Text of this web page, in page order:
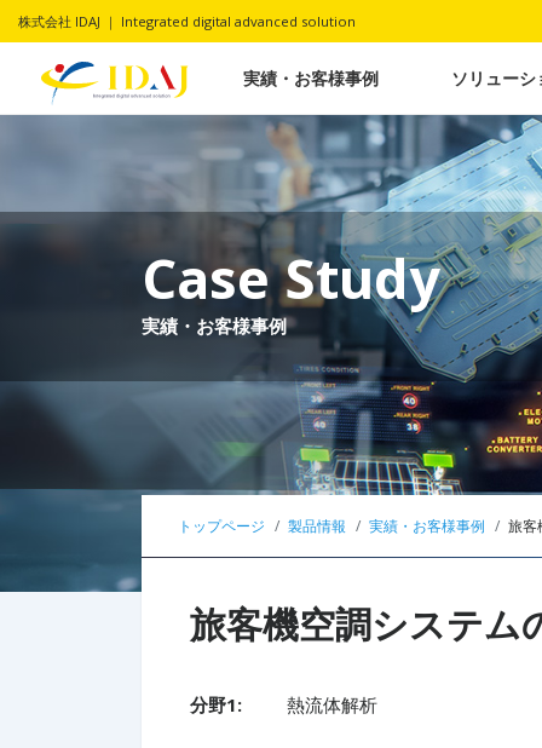
株式会社 IDAJ ｜ Integrated digital advanced solution
実績・お客様事例 ソリューシ
Case Study
実績・お客様事例
トップページ 製品情報 実績・お客様事例 旅客
旅客機空調システム
分野1: 熱流体解析